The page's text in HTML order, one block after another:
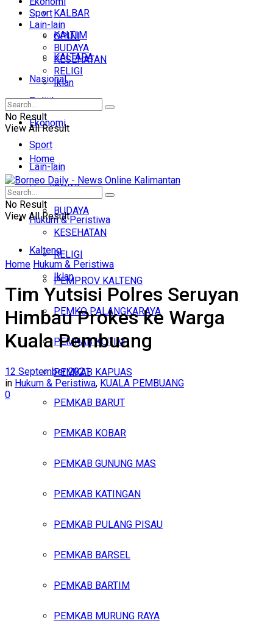
KALBAR
KALTIM
KALTARA
Nasional
Politik
Ekonomi
Sport
Lain-lain
OPINI
BUDAYA
KESEHATAN
RELIGI
Iklan
Minggu, Agustus 9, 2026
Sport
Lain-lain
OPINI
BUDAYA
KESEHATAN
RELIGI
Iklan
No Result
View All Result
Home
Headline
Hukum & Peristiwa
Kalteng
PEMPROV KALTENG
PEMKO PALANGKARAYA
PEMKAB KOTIM
PEMKAB KAPUAS
PEMKAB BARUT
PEMKAB KOBAR
PEMKAB GUNUNG MAS
PEMKAB KATINGAN
PEMKAB PULANG PISAU
PEMKAB BARSEL
PEMKAB BARTIM
PEMKAB MURUNG RAYA
No Result
View All Result
Home Hukum & Peristiwa
Tim Yutsisi Polres Seruyan
Himbau Prokes ke Warga
Kuala Pembuang
12 September 2021
in Hukum & Peristiwa, KUALA PEMBUANG
0